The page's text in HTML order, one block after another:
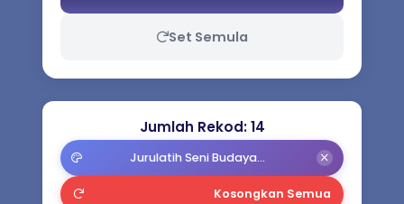
Busana Tradisional / Kostum
Budaya
Persatuan Seni Budaya (Umum) /
Set Semula
Jumlah Rekod: 14
Jurulatih Seni Budaya Negara (JSBN)
Kosongkan Semua